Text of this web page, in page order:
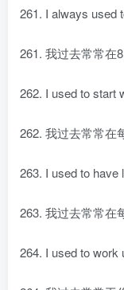
261. I always used
261. 我过去常常在
262. I used to start
262. 我过去常常在
263. I used to
263. 我过去常常在
264. I used to work